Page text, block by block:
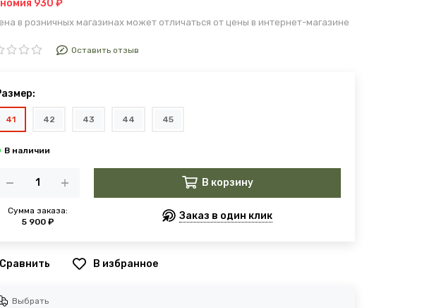
930 ₽
в розничных магазинах может отличаться от цены в интернет-магазине
Оставить отзыв
41 42 43 44 45
Сумма заказа:
5 900 ₽
В корзину
Заказ в один клик
В избранное
Выбрать